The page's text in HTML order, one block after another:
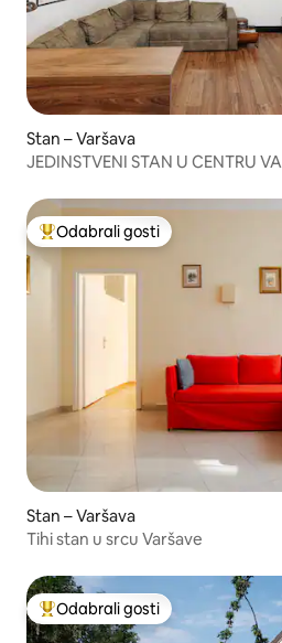
Stan – Varšava
JEDINSTVENI STAN U CENTRU
Među najviše rangiranima s
Odabrali gosti
Stan – Varšava
Tihi stan u srcu Varšave
Među najviše rangiranima s
Odabrali gosti